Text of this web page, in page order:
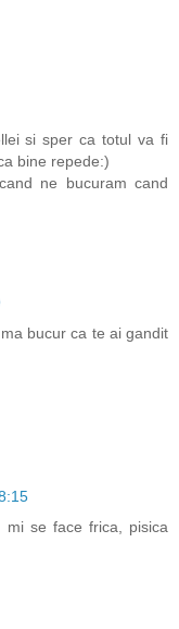
si sper ca totul va fi
bine repede:)
ne bucuram cand
bucur ca te ai gandit
mi se face frica, pisica